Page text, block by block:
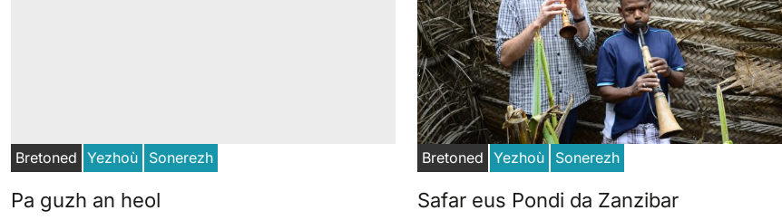
Bretoned Yezhoù Sonerezh
Pa guzh an heol
Bretoned Yezhoù Sonerezh
Safar eus Pondi da Zanzibar